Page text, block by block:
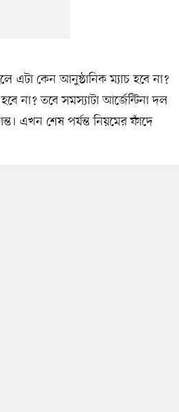
এটা কেন আনুষ্ঠানিক ম্যাচ হবে না?
না? তবে সমস্যাটা আর্জেন্টিনা দল
এখন শেষ পর্যন্ত নিয়মের ফাঁদে